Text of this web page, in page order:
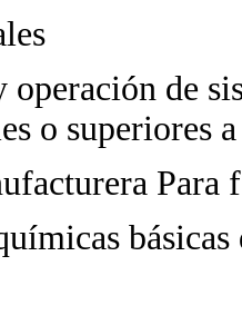
de
o superiores
Para